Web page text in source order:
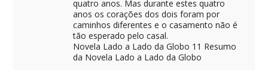
quatro anos. Mas durante estes quatro
anos os corações dos dois foram por
caminhos diferentes e o casamento não é
tão esperado pelo casal.
Novela Lado a Lado da Globo 11 Resumo
da Novela Lado a Lado da Globo